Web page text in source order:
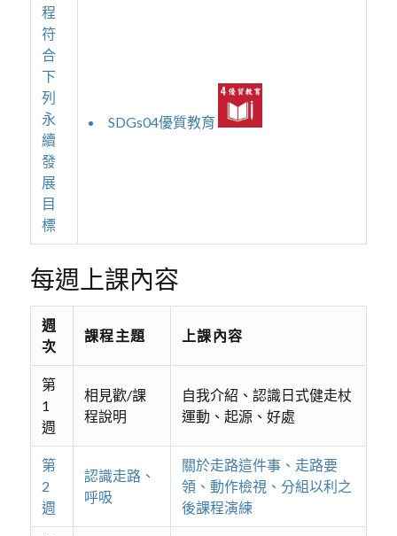
程
符
合
下
列
永
續
發
展
目
標
SDGs04優質教育
每週上課內容
週
次
課程主題 上課內容
第
1
週
相見歡/課
程說明
自我介紹、認識日式健走杖
運動、起源、好處
第
2
週
認識走路、
呼吸
關於走路這件事、走路要
領、動作檢視、分組以利之
後課程演練